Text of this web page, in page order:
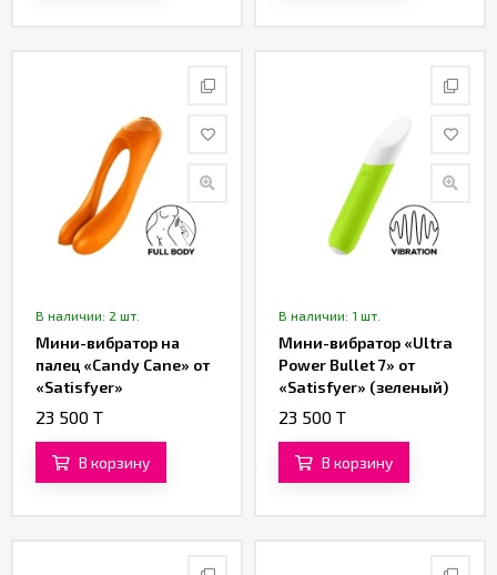
В наличии: 2 шт.
Мини-вибратор на
палец «Candy Cane» от
«Satisfyer»
(оранжевый)
23 500 T
В корзину
В наличии: 1 шт.
Мини-вибратор «Ultra
Power Bullet 7» от
«Satisfyer» (зеленый)
23 500 T
В корзину